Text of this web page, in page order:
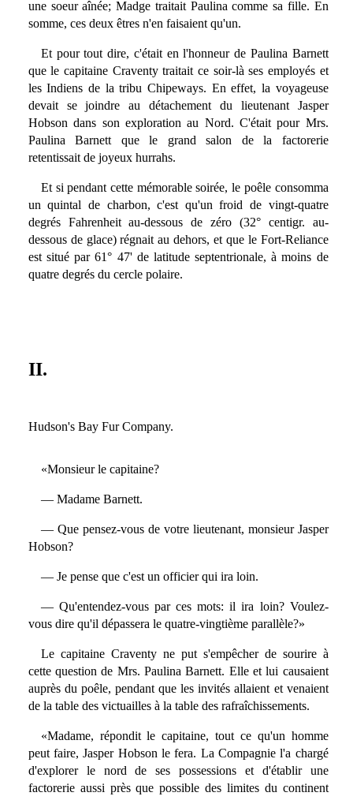
une soeur aînée; Madge traitait Paulina comme sa fille. En
somme, ces deux êtres n'en faisaient qu'un.
Et pour tout dire, c'était en l'honneur de Paulina Barnett
que le capitaine Craventy traitait ce soir-là ses employés et
les Indiens de la tribu Chipeways. En effet, la voyageuse
devait se joindre au détachement du lieutenant Jasper
Hobson dans son exploration au Nord. C'était pour Mrs.
Paulina Barnett que le grand salon de la factorerie
retentissait de joyeux hurrahs.
Et si pendant cette mémorable soirée, le poêle consomma
un quintal de charbon, c'est qu'un froid de vingt-quatre
degrés Fahrenheit au-dessous de zéro (32° centigr. au-
dessous de glace) régnait au dehors, et que le Fort-Reliance
est situé par 61° 47' de latitude septentrionale, à moins de
quatre degrés du cercle polaire.
II.
Hudson's Bay Fur Company.
«Monsieur le capitaine?
— Madame Barnett.
— Que pensez-vous de votre lieutenant, monsieur Jasper
Hobson?
— Je pense que c'est un officier qui ira loin.
— Qu'entendez-vous par ces mots: il ira loin? Voulez-
vous dire qu'il dépassera le quatre-vingtième parallèle?»
Le capitaine Craventy ne put s'empêcher de sourire à
cette question de Mrs. Paulina Barnett. Elle et lui causaient
auprès du poêle, pendant que les invités allaient et venaient
de la table des victuailles à la table des rafraîchissements.
«Madame, répondit le capitaine, tout ce qu'un homme
peut faire, Jasper Hobson le fera. La Compagnie l'a chargé
d'explorer le nord de ses possessions et d'établir une
factorerie aussi près que possible des limites du continent